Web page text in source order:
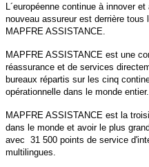
L´européenne continue à innover
nouveau assureur est derrière
MAPFRE ASSISTANCE.
MAPFRE ASSISTANCE est une
réassurance et de services
bureaux répartis sur les cinq
opérationnelle dans le monde entier.
MAPFRE ASSISTANCE est la
dans le monde et avoir le plus
avec 31 500 points de service
multilingues.